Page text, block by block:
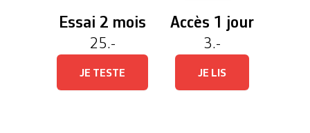
Essai 2 mois
25.-
JE TESTE
Accès 1 jour
3.-
JE LIS